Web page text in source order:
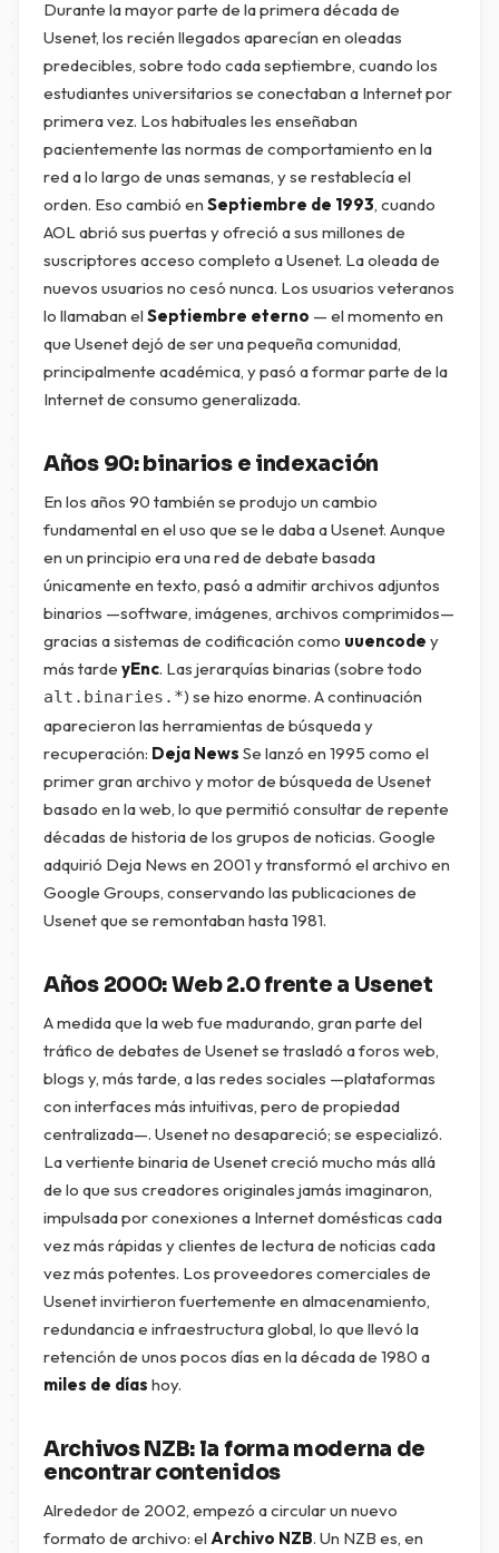
Durante la mayor parte de la primera década de
Usenet, los recién llegados aparecían en oleadas
predecibles, sobre todo cada septiembre, cuando los
estudiantes universitarios se conectaban a Internet por
primera vez. Los habituales les enseñaban
pacientemente las normas de comportamiento en la
red a lo largo de unas semanas, y se restablecía el
orden. Eso cambió en Septiembre de 1993, cuando
AOL abrió sus puertas y ofreció a sus millones de
suscriptores acceso completo a Usenet. La oleada de
nuevos usuarios no cesó nunca. Los usuarios veteranos
lo llamaban el Septiembre eterno — el momento en
que Usenet dejó de ser una pequeña comunidad,
principalmente académica, y pasó a formar parte de la
Internet de consumo generalizada.
Años 90: binarios e indexación
En los años 90 también se produjo un cambio
fundamental en el uso que se le daba a Usenet. Aunque
en un principio era una red de debate basada
únicamente en texto, pasó a admitir archivos adjuntos
binarios —software, imágenes, archivos comprimidos—
gracias a sistemas de codificación como uuencode y
más tarde yEnc. Las jerarquías binarias (sobre todo
alt.binaries.*) se hizo enorme. A continuación
aparecieron las herramientas de búsqueda y
recuperación: Deja News Se lanzó en 1995 como el
primer gran archivo y motor de búsqueda de Usenet
basado en la web, lo que permitió consultar de repente
décadas de historia de los grupos de noticias. Google
adquirió Deja News en 2001 y transformó el archivo en
Google Groups, conservando las publicaciones de
Usenet que se remontaban hasta 1981.
Años 2000: Web 2.0 frente a Usenet
A medida que la web fue madurando, gran parte del
tráfico de debates de Usenet se trasladó a foros web,
blogs y, más tarde, a las redes sociales —plataformas
con interfaces más intuitivas, pero de propiedad
centralizada—. Usenet no desapareció; se especializó.
La vertiente binaria de Usenet creció mucho más allá
de lo que sus creadores originales jamás imaginaron,
impulsada por conexiones a Internet domésticas cada
vez más rápidas y clientes de lectura de noticias cada
vez más potentes. Los proveedores comerciales de
Usenet invirtieron fuertemente en almacenamiento,
redundancia e infraestructura global, lo que llevó la
retención de unos pocos días en la década de 1980 a
miles de días hoy.
Archivos NZB: la forma moderna de
encontrar contenidos
Alrededor de 2002, empezó a circular un nuevo
formato de archivo: el Archivo NZB. Un NZB es, en